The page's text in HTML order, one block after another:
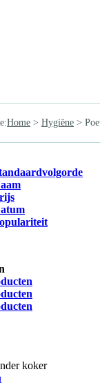
:Home > Hygiëne >